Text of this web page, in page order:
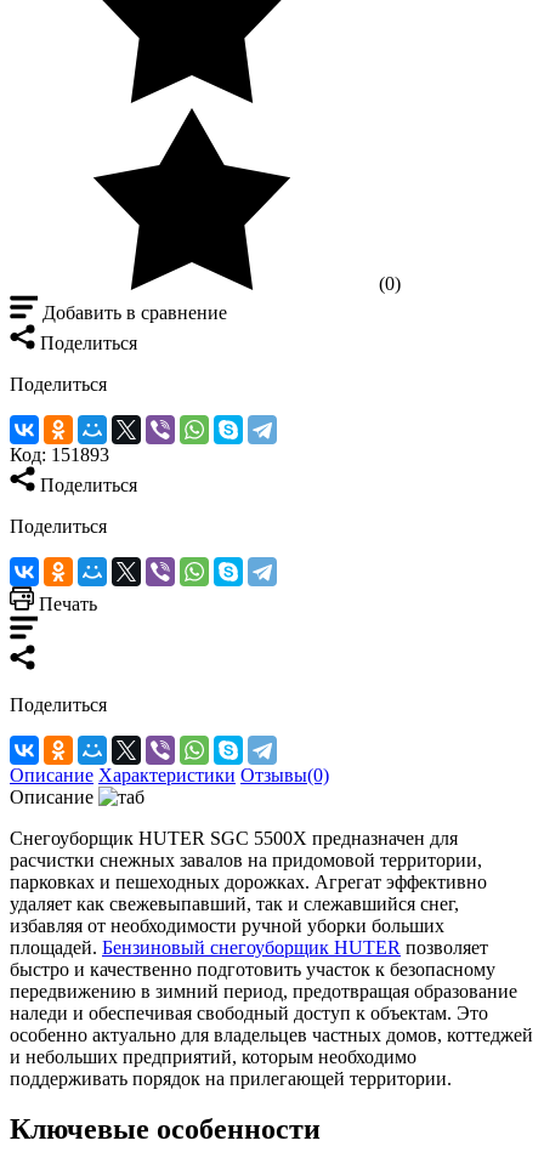
(0)
Добавить в сравнение
Поделиться
Поделиться
Код: 151893
Поделиться
Поделиться
Печать
Поделиться
Описание Характеристики Отзывы(0)
Описание
Снегоуборщик HUTER SGC 5500Х предназначен для
расчистки снежных завалов на придомовой территории,
парковках и пешеходных дорожках. Агрегат эффективно
удаляет как свежевыпавший, так и слежавшийся снег,
избавляя от необходимости ручной уборки больших
площадей. Бензиновый снегоуборщик HUTER позволяет
быстро и качественно подготовить участок к безопасному
передвижению в зимний период, предотвращая образование
наледи и обеспечивая свободный доступ к объектам. Это
особенно актуально для владельцев частных домов, коттеджей
и небольших предприятий, которым необходимо
поддерживать порядок на прилегающей территории.
Ключевые особенности